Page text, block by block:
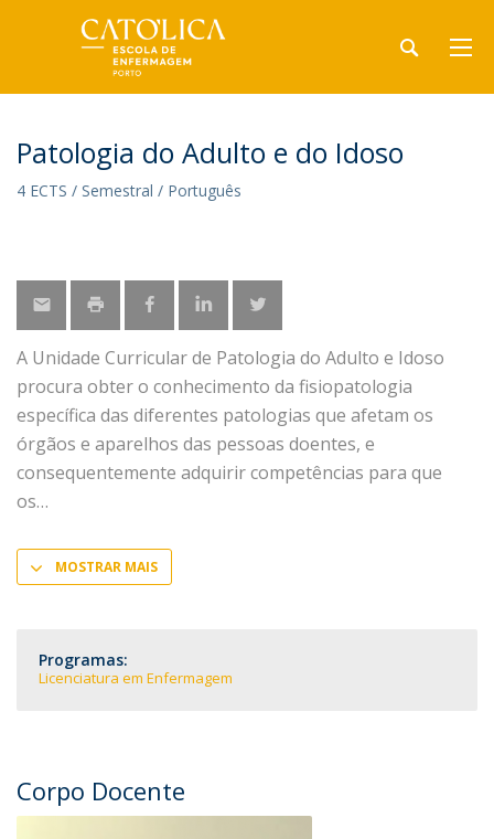
Patologia do Adulto e do Idoso
4 ECTS / Semestral / Português
A Unidade Curricular de Patologia do Adulto e Idoso
procura obter o conhecimento da fisiopatologia
específica das diferentes patologias que afetam os
órgãos e aparelhos das pessoas doentes, e
consequentemente adquirir competências para que
os
MOSTRAR MAIS
Programas:
Licenciatura em Enfermagem
Corpo Docente